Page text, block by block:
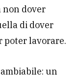
non dover
di dover
poter lavorare.
un